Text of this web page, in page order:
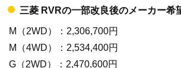
三菱 RVRの一部改良後のメーカー希
M（2WD）：2,306,700円
M（4WD）：2,534,400円
G（2WD）：2,470,600円